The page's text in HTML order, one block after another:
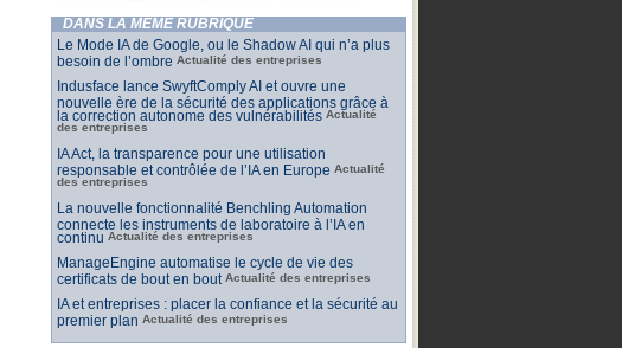
DANS LA MÊME RUBRIQUE
Le Mode IA de Google, ou le Shadow AI qui n’a plus
besoin de l’ombre Actualité des entreprises
Indusface lance SwyftComply AI et ouvre une
nouvelle ère de la sécurité des applications grâce à
la correction autonome des vulnérabilités Actualité
des entreprises
IA Act, la transparence pour une utilisation
responsable et contrôlée de l’IA en Europe Actualité
des entreprises
La nouvelle fonctionnalité Benchling Automation
connecte les instruments de laboratoire à l’IA en
continu Actualité des entreprises
ManageEngine automatise le cycle de vie des
certificats de bout en bout Actualité des entreprises
IA et entreprises : placer la confiance et la sécurité au
premier plan Actualité des entreprises